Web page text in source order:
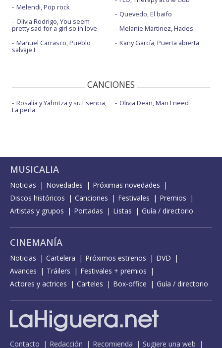
Melendi, Pop rock
Olivia Rodrigo, You seem
pretty sad for a girl so in love
Manuel Carrasco, Pueblo
salvaje I
Quevedo, El baifo
Melanie Martinez, Hades
Kany García, Puerta abierta
CANCIONES
Rosalía y Yahritza y su Esencia,
La perla
Olivia Dean, Man I need
MUSICALIA
Noticias Novedades
Próximas novedades
Discos históricos
Canciones Festivales
Premios
Artistas y grupos
Portadas Listas Guía / directorio
CINEMANÍA
Noticias Cartelera Próximos estrenos
DVD
Avances
Tráilers
Festivales + premios
Actores y actrices
Carteles Box-office Guía / directorio
Contacto Redacción Recomienda Sugiere una web